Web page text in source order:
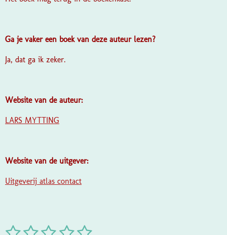
Ga je vaker een boek van deze auteur lezen?
Ja, dat ga ik zeker.
Website van de auteur:
LARS MYTTING
Website van de uitgever:
Uitgeverij atlas contact
R
S